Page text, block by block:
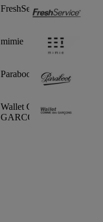
FreshService
mimie
Paraboot
Wallet COMME des
GARCONS